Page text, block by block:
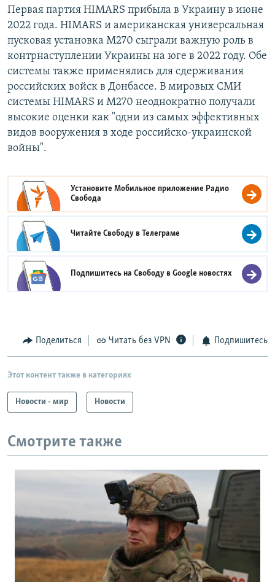
Первая партия HIMARS прибыла в Украину в июне
2022 года. HIMARS и американская универсальная
пусковая установка М270 сыграли важную роль в
контрнаступлении Украины на юге в 2022 году. Обе
системы также применялись для сдерживания
российских войск в Донбассе. В мировых СМИ
системы HIMARS и М270 неоднократно получали
высокие оценки как "одни из самых эффективных
видов вооружения в ходе российско-украинской
войны".
Установите Мобильное приложение Радио
Свобода
Читайте Свободу вТелеграме
Подпишитесь на Свободу вGoogle новостях
Поделиться Читать без VPN Подпишитесь
Этот контент также в категориях
Новости - мир Новости
Смотрите также